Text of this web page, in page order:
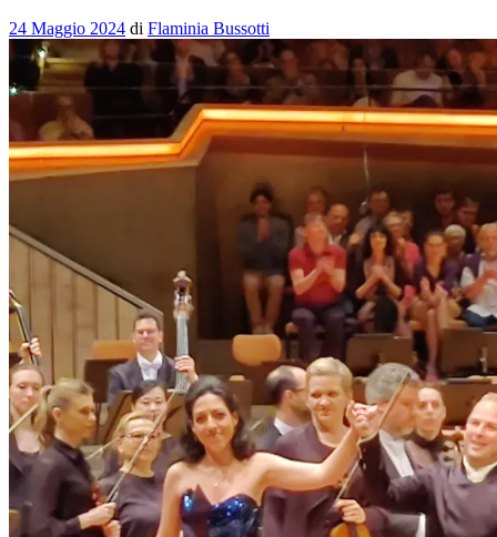
24 Maggio 2024 di Flaminia Bussotti